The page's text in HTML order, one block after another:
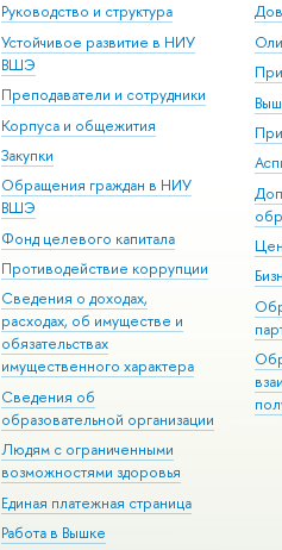
Руководство и структура
Устойчивое развитие в НИУ
ВШЭ
Преподаватели и сотрудники
Корпуса и общежития
Закупки
Обращения граждан в НИУ
ВШЭ
Фонд целевого капитала
Противодействие коррупции
Сведения о доходах,
расходах, об имуществе и
обязательствах
имущественного характера
Сведения об
образовательной организации
Людям с ограниченными
возможностями здоровья
Единая платежная страница
Работа в Вышке